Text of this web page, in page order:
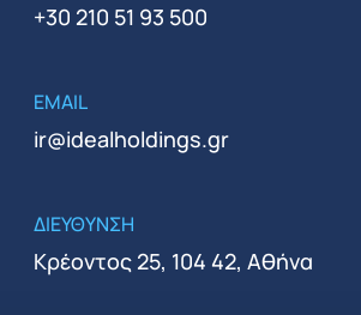
+30 210 51 93 500
EMAIL
ir@idealholdings.gr
ΔΙΕΥΘΥΝΣΗ
Κρέοντος 25, 104 42, Αθήνα